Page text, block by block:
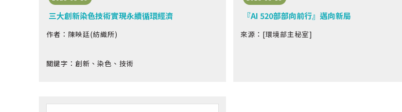
三大創新染色技術實現永續循環經濟
作者：陳映廷(紡織所)
關鍵字：創新、染色、技術
『AI 520部部向前行』邁向新局
來源：[環境部主秘室]